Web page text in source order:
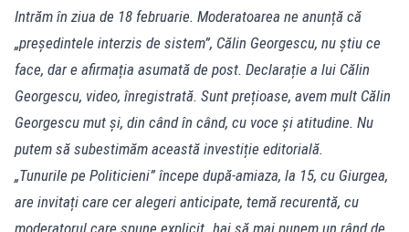
Intrăm în ziua de 18 februarie. Moderatoarea ne anunță că
„președintele interzis de sistem”, Călin Georgescu, nu știu ce
face, dar e afirmația asumată de post. Declarație a lui Călin
Georgescu, video, înregistrată. Sunt prețioase, avem mult Călin
Georgescu mut și, din când în când, cu voce și atitudine. Nu
putem să subestimăm această investiție editorială.
„Tunurile pe Politicieni” începe după-amiaza, la 15, cu Giurgea,
are invitați care cer alegeri anticipate, temă recurentă, cu
moderatorul care spune explicit „hai să mai punem un rând de